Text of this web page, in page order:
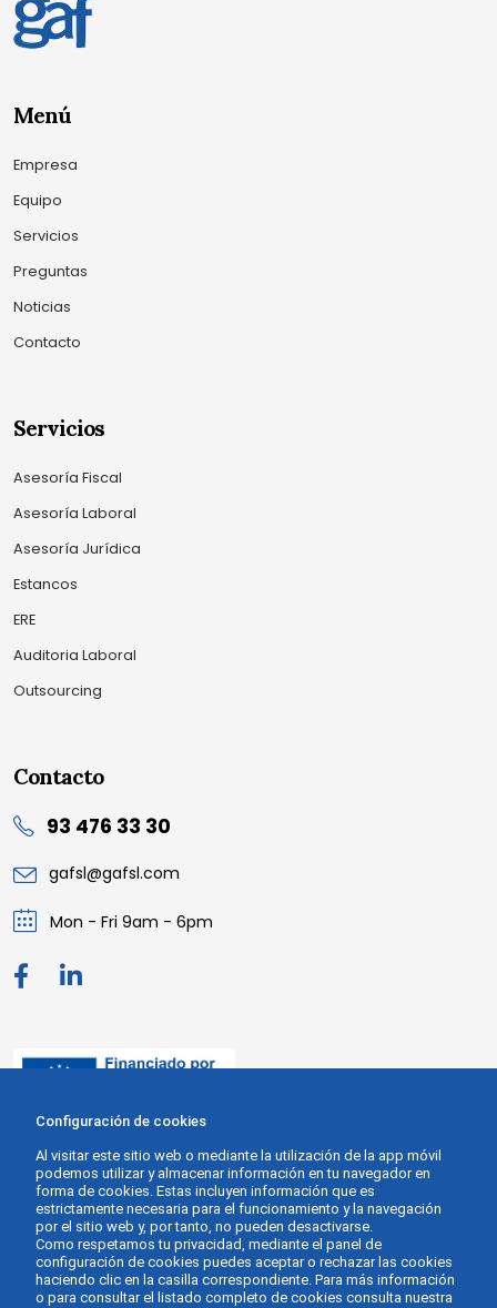
Menú
Empresa
Equipo
Servicios
Preguntas
Noticias
Contacto
Servicios
Asesoría Fiscal
Asesoría Laboral
Asesoría Jurídica
Estancos
ERE
Auditoria Laboral
Outsourcing
Contacto
93 476 33 30
gafsl@gafsl.com
Mon - Fri 9am - 6pm
Configuración de cookies
Al visitar este sitio web o mediante la utilización de la app móvil
podemos utilizar y almacenar información en tu navegador en
forma de cookies. Estas incluyen información que es
estrictamente necesaria para el funcionamiento y la navegación
por el sitio web y, por tanto, no pueden desactivarse.
Como respetamos tu privacidad, mediante el panel de
configuración de cookies puedes aceptar o rechazar las cookies
haciendo clic en la casilla correspondiente. Para más información
o para consultar el listado completo de cookies consulta nuestra